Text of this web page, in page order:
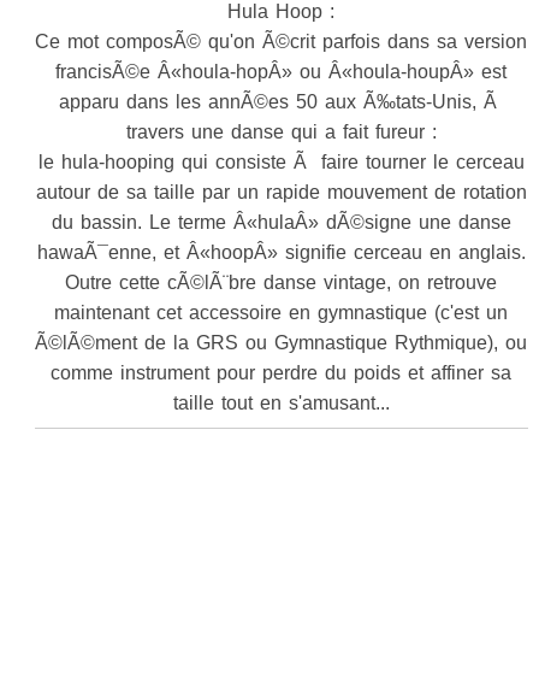
Hula Hoop :
Ce mot composÃ© qu'on Ã©crit parfois dans sa version
francisÃ©e Â«houla-hopÂ» ou Â«houla-houpÂ» est
apparu dans les annÃ©es 50 aux Ã‰tats-Unis, Ã
travers une danse qui a fait fureur :
le hula-hooping qui consiste Ã faire tourner le cerceau
autour de sa taille par un rapide mouvement de rotation
du bassin. Le terme Â«hulaÂ» dÃ©signe une danse
hawaÃ¯enne, et Â«hoopÂ» signifie cerceau en anglais.
Outre cette cÃ©lÃ¨bre danse vintage, on retrouve
maintenant cet accessoire en gymnastique (c'est un
Ã©lÃ©ment de la GRS ou Gymnastique Rythmique), ou
comme instrument pour perdre du poids et affiner sa
taille tout en s'amusant...